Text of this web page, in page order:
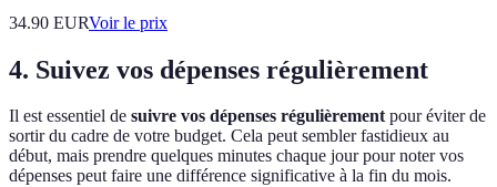
34.90 EURVoir le prix
4. Suivez vos dépenses régulièrement
Il est essentiel de suivre vos dépenses régulièrementpour éviter de
sortir du cadre de votre budget. Cela peut sembler fastidieux au
début, mais prendre quelques minutes chaque jour pour noter vos
dépenses peut faire une différence significative à la fin du mois.